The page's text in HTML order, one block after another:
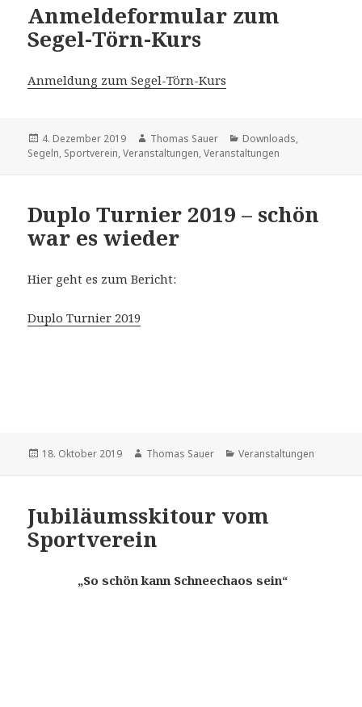
Anmeldeformular zum
Segel-Törn-Kurs
Anmeldung zum Segel-Törn-Kurs
Veröffentlicht
am
4. Dezember 2019 Autor
Thomas Sauer Kategorien
Downloads,
Segeln, Sportverein,Veranstaltungen,Veranstaltungen
Duplo Turnier 2019 – schön
war es wieder
Hier geht es zum Bericht:
Duplo Turnier 2019
Veröffentlicht
18. Oktober 2019 Autor
Thomas Sauer Kategorien
Veranstaltungen
Jubiläumsskitour vom
Sportverein
„So schön kann Schneechaos sein“